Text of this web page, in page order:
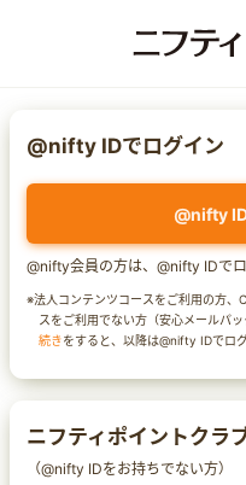
@nifty IDでログイン
@nifty
@nifty会員の方は、@nifty IDでロ
※法人コンテンツコースをご利用の方
スをご利用でない方（安心メールパ
続きをすると、以降は@nifty IDでロ
ニフティポイントクラ
（@nifty IDをお持ちでない方）